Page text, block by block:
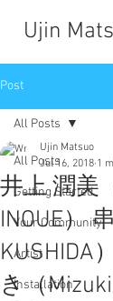
Ujin
Post
All Posts
Getting Started
Your Community
Artist
Installation
All Posts
井上 潤美
INOUE）
き（
Ujin Matsuo
Jul 16, 2018 1